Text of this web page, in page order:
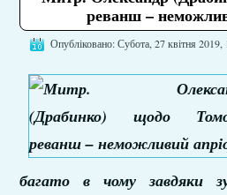
реванш –
Опубліковано: Субота, 27 квітня 2019,
багато в чому завдяки